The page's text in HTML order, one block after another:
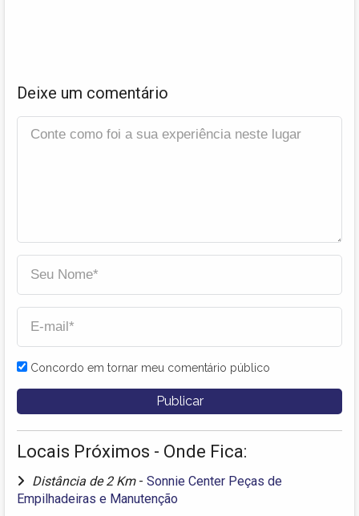
Deixe um comentário
Concordo em tornar meu comentário público
Locais Próximos - Onde Fica:
Distância de 2 Km - Sonnie Center Peças de
Empilhadeiras e Manutenção